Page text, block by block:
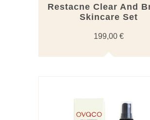
Restacne Clear And
Skincare Set
199,00 €